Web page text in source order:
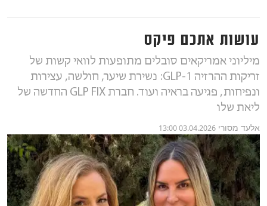
עושות אתכם פיקס
מיליוני אמריקאים סובלים מתופעות לוואי קשות של
זריקות ההרזיה GLP-1: נשירת שיער, חולשה, עצירות
ונפיחות, פגיעה בראיה ועוד. חברת GLP FIX החדשה של
ליאת שלו
אלעד מסורי 03.04.2026 13:00